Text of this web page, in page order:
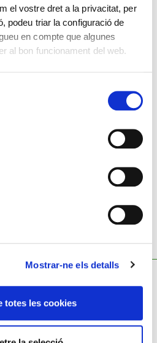
el vostre dret a la privacitat, per
podeu triar la configuració de
en compte que algunes
al bon funcionament del web.
Mostrar-ne els detalls
totes les cookies
de cookies